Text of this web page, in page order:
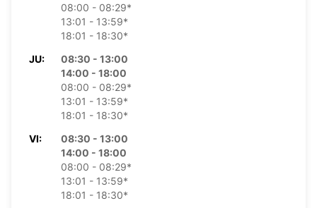
08:00 - 08:29*
13:01 - 13:59*
18:01 - 18:30*
JU:
08:30 - 13:00
14:00 - 18:00
08:00 - 08:29*
13:01 - 13:59*
18:01 - 18:30*
VI:
08:30 - 13:00
14:00 - 18:00
08:00 - 08:29*
13:01 - 13:59*
18:01 - 18:30*